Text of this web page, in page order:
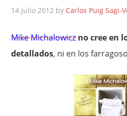
14 julio 2012 by Carlos Puig Sagi-
Mike Michalowicz no cree en
detallados, ni en los